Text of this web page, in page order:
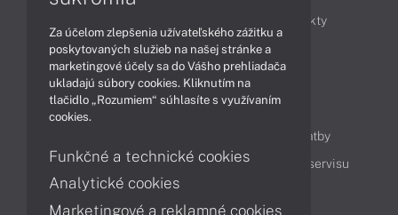
Produkty
Technológie
Videá
Obsah
Možnosti doručenia a platby
Podpora a servis
Servisné služby Cenník servisu
Za účelom zlepšenia užívateľského zážitku a
poskytovaných služieb na našej stránke a
marketingové účely sa do Vášho prehliadača
ukladajú súbory cookies. Kliknutím na
tlačidlo „Rozumiem“ súhlasíte s využívaním
cookies.
Funkčné a technické cookies
Analytické cookies
Marketingové a reklamné cookies